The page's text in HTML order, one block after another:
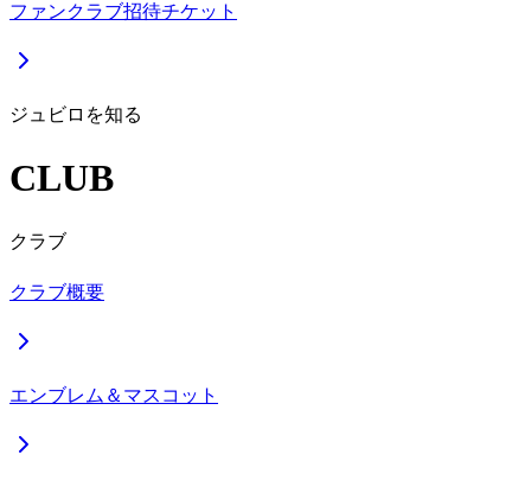
ファンクラブ招待チケット
ジュビロを知る
CLUB
クラブ
クラブ概要
エンブレム＆マスコット